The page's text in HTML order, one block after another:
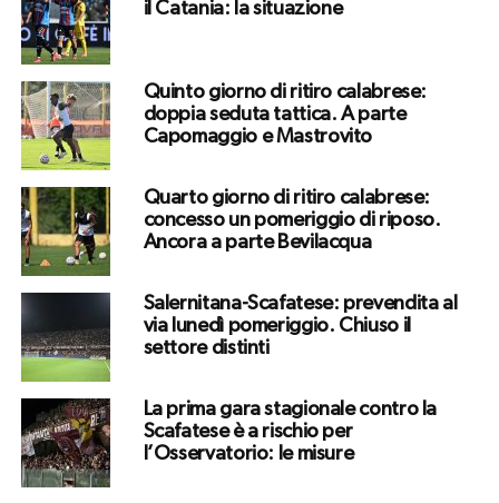
il Catania: la situazione
Quinto giorno di ritiro calabrese:
doppia seduta tattica. A parte
Capomaggio e Mastrovito
Quarto giorno di ritiro calabrese:
concesso un pomeriggio di riposo.
Ancora a parte Bevilacqua
Salernitana-Scafatese: prevendita al
via lunedì pomeriggio. Chiuso il
settore distinti
La prima gara stagionale contro la
Scafatese è a rischio per
l’Osservatorio: le misure